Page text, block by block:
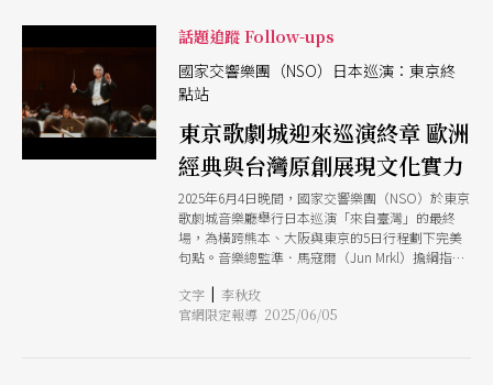
話題追蹤 Follow-ups
國家交響樂團（NSO）日本巡演：東京終
點站
東京歌劇城迎來巡演終章 歐洲
經典與台灣原創展現文化實力
2025年6月4日晚間，國家交響樂團（NSO）於東京
歌劇城音樂廳舉行日本巡演「來自臺灣」的最終
場，為橫跨熊本、大阪與東京的5日行程劃下完美
句點。音樂總監準．馬寇爾（Jun Mrkl）擔綱指
台灣音樂實力與文化厚度。 台灣原創與歐洲經典
並陳 展現音樂實力與文化厚度 音樂會上半場回
文字 | 李秋玫
官網限定報導 2025/06/05